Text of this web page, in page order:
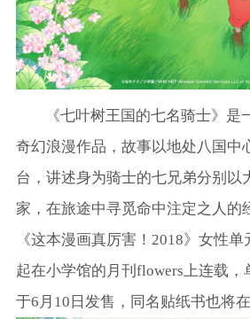
《七叶树王国的七名骑士》是
奇幻浪漫作品，故事以地处八国中
台，讲述身为骑士的七兄弟分别以
家，在旅途中寻觅命中注定之人的
《这本漫画真厉害！2018》女性
起在小学馆的月刊flowers上连载，
于6月10日发售，同名贴纸书也将在